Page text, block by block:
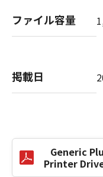
律により無効で
の他の条項は完
以 上
No.
ファイル容量
掲載日
Generic
Printer